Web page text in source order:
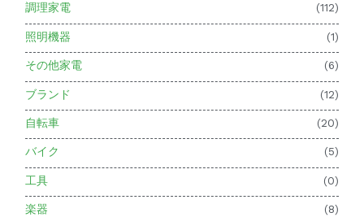
調理家電 (112)
照明機器 (1)
その他家電 (6)
ブランド (12)
自転車 (20)
バイク (5)
工具 (0)
楽器 (8)